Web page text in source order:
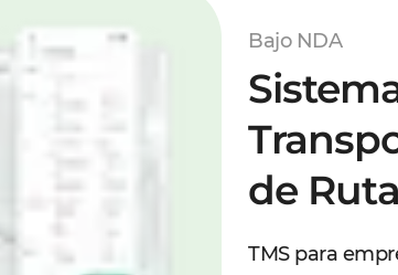
Bajo NDA
de
TMS para